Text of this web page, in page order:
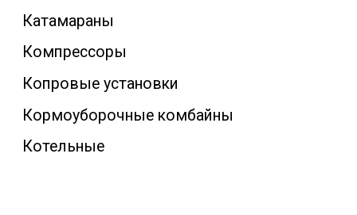
Катамараны
Компрессоры
Копровые установки
Кормоуборочные комбайны
Котельные